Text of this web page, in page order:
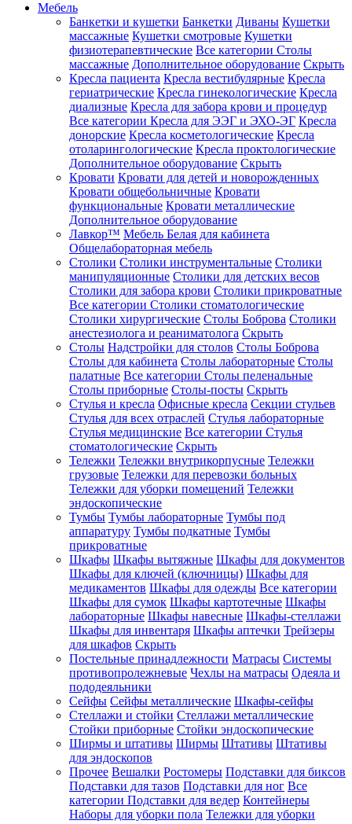
Мебель
Банкетки и кушетки Банкетки Диваны Кушетки
массажные Кушетки смотровые Кушетки
физиотерапевтические Все категории Столы
массажные Дополнительное оборудование Скрыть
Кресла пациента Кресла вестибулярные Кресла
гериатрические Кресла гинекологические Кресла
диализные Кресла для забора крови и процедур
Все категории Кресла для ЭЭГ и ЭХО-ЭГ Кресла
донорские Кресла косметологические Кресла
отоларингологические Кресла проктологические
Дополнительное оборудование Скрыть
Кровати Кровати для детей и новорожденных
Кровати общебольничные Кровати
функциональные Кровати металлические
Дополнительное оборудование
Лавкор™ Мебель Белая для кабинета
Общелабораторная мебель
Столики Столики инструментальные Столики
манипуляционные Столики для детских весов
Столики для забора крови Столики прикроватные
Все категории Столики стоматологические
Столики хирургические Столы Боброва Столики
анестезиолога и реаниматолога Скрыть
Столы Надстройки для столов Столы Боброва
Столы для кабинета Столы лабораторные Столы
палатные Все категории Столы пеленальные
Столы приборные Столы-посты Скрыть
Стулья и кресла Офисные кресла Секции стульев
Стулья для всех отраслей Стулья лабораторные
Стулья медицинские Все категории Стулья
стоматологические Скрыть
Тележки Тележки внутрикорпусные Тележки
грузовые Тележки для перевозки больных
Тележки для уборки помещений Тележки
эндоскопические
Тумбы Тумбы лабораторные Тумбы под
аппаратуру Тумбы подкатные Тумбы
прикроватные
Шкафы Шкафы вытяжные Шкафы для документов
Шкафы для ключей (ключницы) Шкафы для
медикаментов Шкафы для одежды Все категории
Шкафы для сумок Шкафы картотечные Шкафы
лабораторные Шкафы навесные Шкафы-стеллажи
Шкафы для инвентаря Шкафы аптечки Трейзеры
для шкафов Скрыть
Постельные принадлежности Матрасы Системы
противопролежневые Чехлы на матрасы Одеяла и
пододеяльники
Сейфы Сейфы металлические Шкафы-сейфы
Стеллажи и стойки Стеллажи металлические
Стойки приборные Стойки эндоскопические
Ширмы и штативы Ширмы Штативы Штативы
для эндоскопов
Прочее Вешалки Ростомеры Подставки для биксов
Подставки для тазов Подставки для ног Все
категории Подставки для ведер Контейнеры
Наборы для уборки пола Тележки для уборки